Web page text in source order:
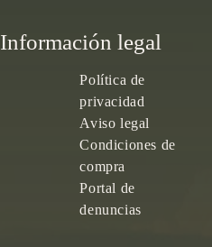
Información legal
Política de
privacidad
Aviso legal
Condiciones de
compra
Portal de
denuncias